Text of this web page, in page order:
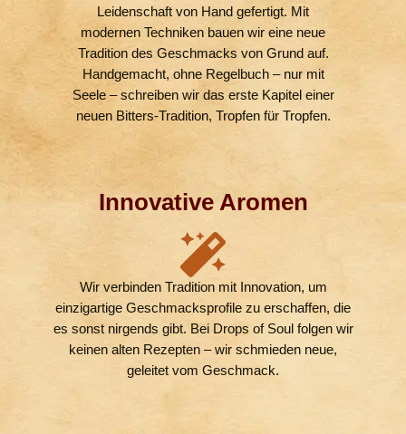
Leidenschaft von Hand gefertigt. Mit
modernen Techniken bauen wir eine neue
Tradition des Geschmacks von Grund auf.
Handgemacht, ohne Regelbuch – nur mit
Seele – schreiben wir das erste Kapitel einer
neuen Bitters-Tradition, Tropfen für Tropfen.
Innovative Aromen
Wir verbinden Tradition mit Innovation, um
einzigartige Geschmacksprofile zu erschaffen, die
es sonst nirgends gibt. Bei Drops of Soul folgen wir
keinen alten Rezepten – wir schmieden neue,
geleitet vom Geschmack.